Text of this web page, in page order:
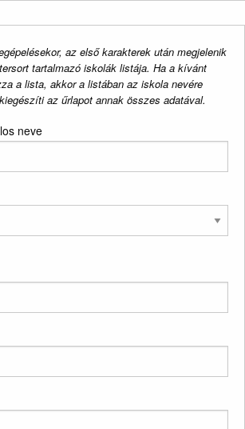
az első karakterek után megjelenik
tartalmazó iskolák listája. Ha a kívánt
a lista, akkor a listában az iskola nevére
az űrlapot annak összes adatával.
neve